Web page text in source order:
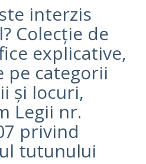
interzis
Colecție de
explicative,
pe categorii
și locuri,
Legii nr.
privind
tutunului